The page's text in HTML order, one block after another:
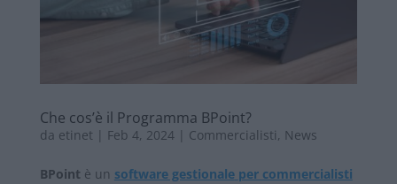
Che cos’è il Programma BPoint?
da etinet | Feb 4, 2024| Commercialisti, News
BPoint è un software gestionale per commercialisti